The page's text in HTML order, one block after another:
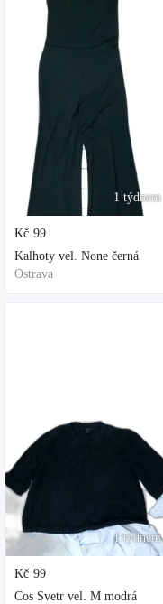
1 týdnem
Kč 99
Kalhoty vel. None černá
Ostrava
1 týdnem
Kč 99
Cos Svetr vel. M modrá